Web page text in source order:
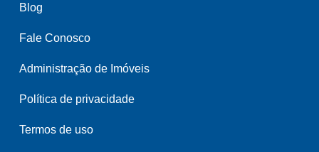
Blog
Fale Conosco
Administração de Imóveis
Política de privacidade
Termos de uso